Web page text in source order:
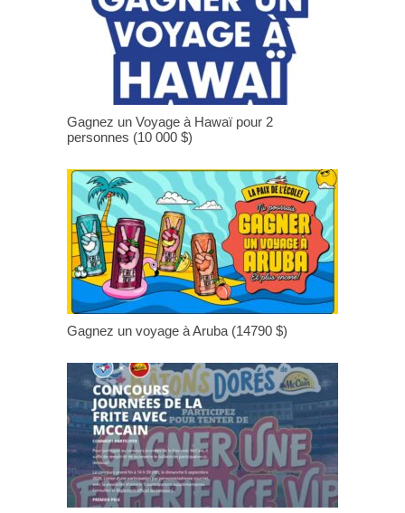
Gagnez un Voyage à Hawaï pour 2
personnes (10 000 $)
Gagnez un voyage à Aruba (14790 $)